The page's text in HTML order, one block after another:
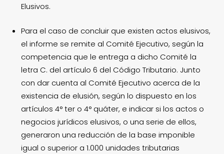
Elusivos.
Para el caso de concluir que existen actos elusivos,
el informe se remite al Comité Ejecutivo, según la
competencia que le entrega a dicho Comité la
letra C. del artículo 6 del Código Tributario. Junto
con dar cuenta al Comité Ejecutivo acerca de la
existencia de elusión, según lo dispuesto en los
artículos 4° ter o 4° quáter, e indicar si los actos o
negocios jurídicos elusivos, o una serie de ellos,
generaron una reducción de la base imponible
igual o superior a 1.000 unidades tributarias